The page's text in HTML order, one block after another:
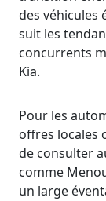
des véhicules
suit les
concurrents
Kia.
Pour les
offres locales
de consulter
comme
un large